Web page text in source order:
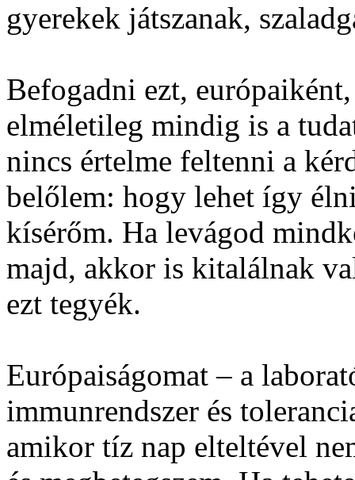
gyerekek játszanak,
Befogadni ezt,
elméletileg mindig is a
nincs értelme feltenni a
belőlem: hogy lehet így
kísérőm. Ha levágod
majd, akkor is kitalálnak
ezt tegyék.
Európaiságomat – a
immunrendszer és
amikor tíz nap elteltével